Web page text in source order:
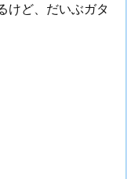
けど、だいぶガタ